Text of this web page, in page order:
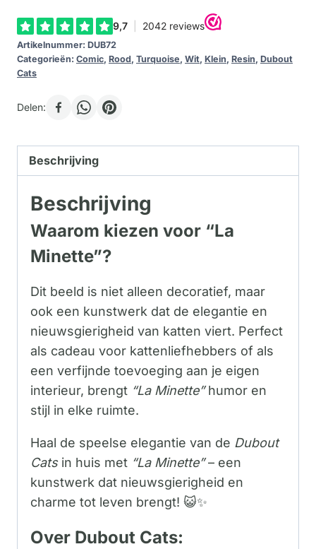
Artikelnummer: DUB72
Categorieën: Comic, Rood, Turquoise, Wit, Klein, Resin, Dubout
Cats
Delen:
Beschrijving
Beschrijving
Waarom kiezen voor “La
Minette”?
Dit beeld is niet alleen decoratief, maar
ook een kunstwerk dat de elegantie en
nieuwsgierigheid van katten viert. Perfect
als cadeau voor kattenliefhebbers of als
een verfijnde toevoeging aan je eigen
interieur, brengt “La Minette”humor en
stijl in elke ruimte.
Haal de speelse elegantie van de Dubout
Catsin huis met “La Minette”– een
kunstwerk dat nieuwsgierigheid en
charme tot leven brengt! 😺✨
Over Dubout Cats: